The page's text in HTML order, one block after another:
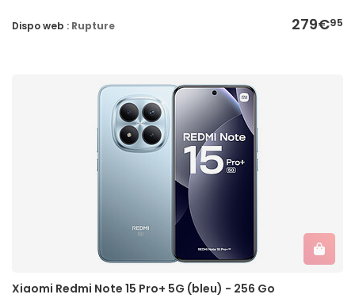
279€95
Dispo web : Rupture
Xiaomi Redmi Note 15 Pro+ 5G (bleu) - 256 Go